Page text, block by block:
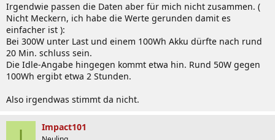
Irgendwie passen die Daten aber für mich nicht zusammen. (
Nicht Meckern, ich habe die Werte gerunden damit es
einfacher ist ):
Bei 300W unter Last und einem 100Wh Akku dürfte nach rund
20 Min. schluss sein.
Die Idle-Angabe hingegen kommt etwa hin. Rund 50W gegen
100Wh ergibt etwa 2 Stunden.
Also irgendwas stimmt da nicht.
I Impact101